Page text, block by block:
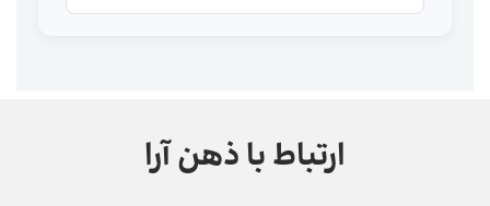
ارتباط با ذهن آرا